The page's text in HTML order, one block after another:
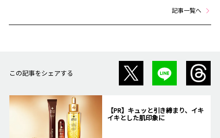
記事一覧へ
この記事をシェアする
【PR】キュッと引き締まり、イキ
イキとした肌印象に